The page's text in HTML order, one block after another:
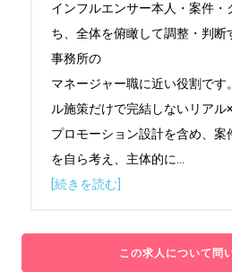
インフルエンサー本人・案件・
ち、全体を俯瞰して調整・判断
事務所の
マネージャー職に近い役割です
ル施策だけで完結しないリアル
プロモーション設計を含め、
を自ら考え、主体的に
[続きを読む]
この求人について問